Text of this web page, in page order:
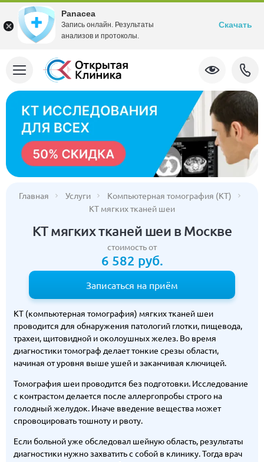
Главная Услуги
Компьютерная томография (КТ)
КТ мягких тканей шеи
КТ мягких тканей шеи в Москве
стоимость от
6 582 руб.
Записаться на приём
КТ (компьютерная томография) мягких тканей шеи
проводится для обнаружения патологий глотки, пищевода,
трахеи, щитовидной и околоушных желез. Во время
диагностики томограф делает тонкие срезы области,
начиная от уровня выше ушей и заканчивая ключицей.
Томография шеи проводится без подготовки. Исследование
с контрастом делается после аллергопробы строго на
голодный желудок. Иначе введение вещества может
спровоцировать тошноту и рвоту.
Если больной уже обследовал шейную область, результаты
диагностики нужно захватить с собой в клинику. Тогда врач
Panacea
Запись онлайн. Результаты
анализов и протоколы.
Скачать